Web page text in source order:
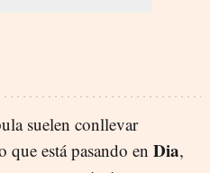
suelen conllevar
que está pasando en Dia,